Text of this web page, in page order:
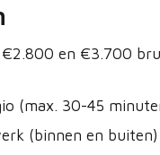
€2.800 en €3.700
(max. 30-45
(binnen en buiten)